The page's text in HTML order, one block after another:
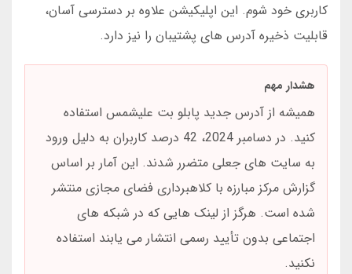
کاربری خود شوم. این اپلیکیشن علاوه بر دسترسی آسان،
قابلیت ذخیره آدرس های پشتیبان را نیز دارد.
هشدار مهم
همیشه از آدرس جدید پابلو بت علیشمس استفاده
کنید. در دسامبر 2024، 42 درصد کاربران به دلیل ورود
به سایت های جعلی متضرر شدند. این آمار بر اساس
گزارش مرکز مبارزه با کلاهبرداری فضای مجازی منتشر
شده است. هرگز از لینک هایی که در شبکه های
اجتماعی بدون تأیید رسمی انتشار می یابند استفاده
نکنید.